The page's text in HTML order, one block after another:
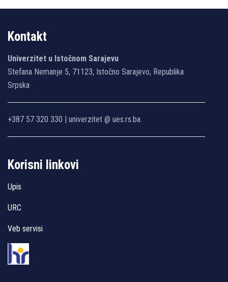
Kontakt
Univerzitet u Istočnom Sarajevu
Stefana Nemanje 5, 71123, Istočno Sarajevo, Republika
Srpska
+387 57 320 330 | univerzitet @ ues.rs.ba
Korisni linkovi
Upis
URC
Veb servisi